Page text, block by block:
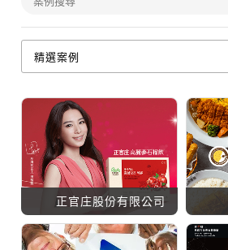
正官庄股份有限公司